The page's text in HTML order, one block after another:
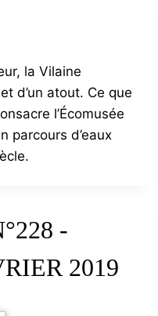
la Vilaine
d’un atout. Ce que
l’Écomusée
parcours d’eaux
-
2019